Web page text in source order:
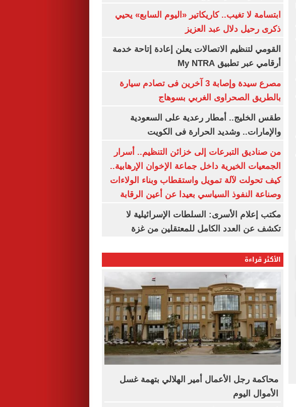
ابتسامة لا تغيب.. كاريكاتير «اليوم السابع» يحيي
ذكرى رحيل دلال عبد العزيز
القومي لتنظيم الاتصالات يعلن إعادة إتاحة خدمة
أرقامي عبر تطبيق My NTRA
مصرع سيدة وإصابة 3 آخرين فى تصادم سيارة
بالطريق الصحراوى الغربي بسوهاج
طقس الخليج.. أمطار رعدية على السعودية
والإمارات.. وشديد الحرارة فى الكويت
من صناديق التبرعات إلى خزائن التنظيم.. أسرار
الجمعيات الخيرية داخل جماعة الإخوان الإرهابية..
كيف تحولت لآلة تمويل واستقطاب وبناء الولاءات
وصناعة النفوذ السياسي بعيدا عن أعين الرقابة
مكتب إعلام الأسرى: السلطات الإسرائيلية لا
تكشف عن العدد الكامل للمعتقلين من غزة
الأكثر قراءة
محاكمة رجل الأعمال أمير الهلالي بتهمة غسل
الأموال اليوم